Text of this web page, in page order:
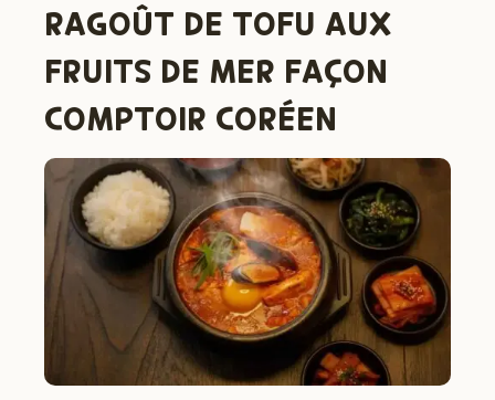
RAGOÛT DE TOFU AUX
FRUITS DE MER FAÇON
COMPTOIR CORÉEN